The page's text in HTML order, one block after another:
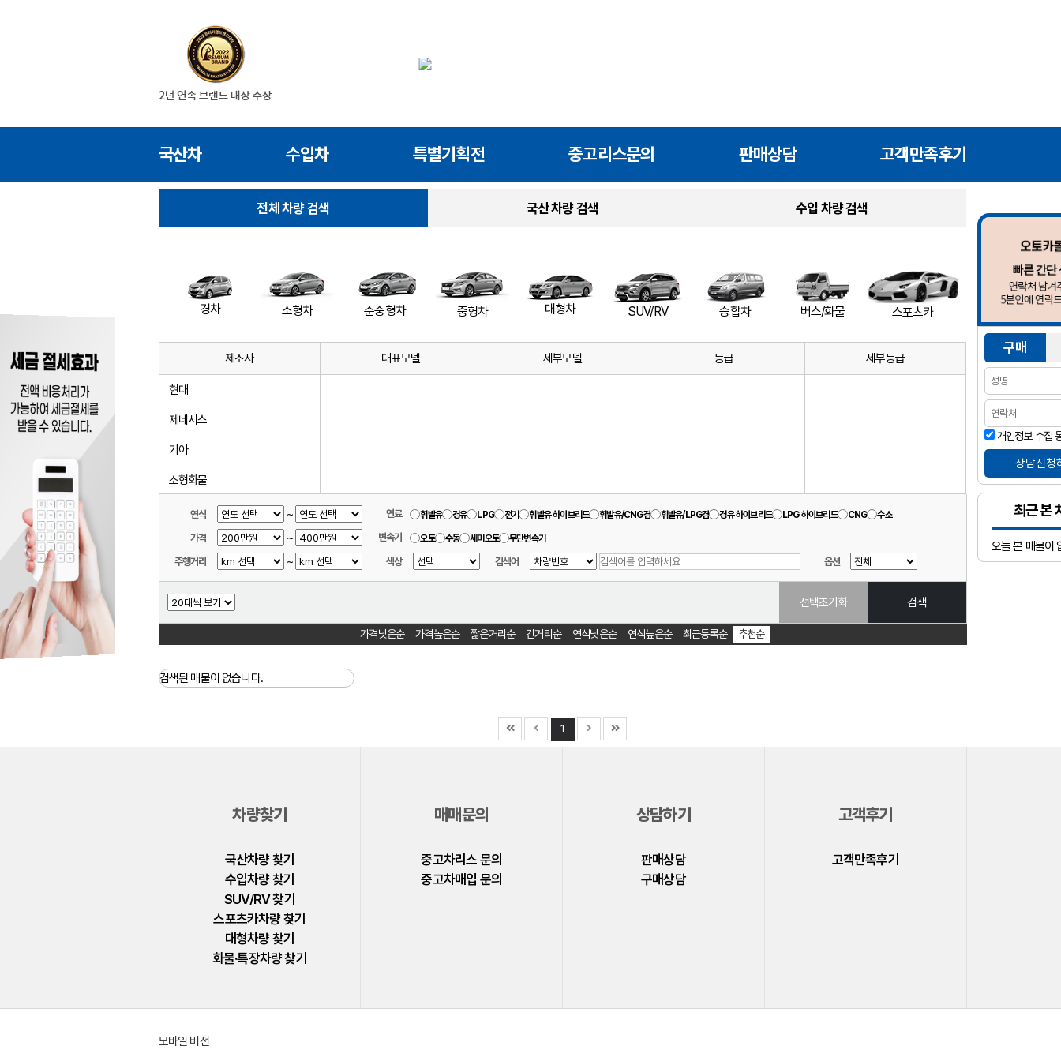
국산차 수입차 특별기획전 중고리스문의 판매상담 고객만족후기
구매
개인정보 수집
최근 본
오늘 본 매물이
전체 차량 검색 국산 차량 검색 수입 차량 검색
경차 소형차 준중형차 중형차 대형차 SUV/RV 승합차 버스/화물 스포츠카
제조사
현대
제네시스
기아
소형화물
르노코리아(삼성)
KG모빌리티(쌍용)
쉐보레
대우
기타제조사
람보르기니
대표모델 세부모델 등급 세부등급
연식 ~ 연료 휘발유 경유 LPG 전기 휘발유 하이브리드 휘발유/CNG겸 휘발유/LPG겸 경유 하이브리드 LPG 하이브리드 CNG 수소
가격 ~ 변속기 오토 수동 세미오토 무단변속기
주행거리 ~ 색상 검색어 옵션
선택초기화 검색
가격낮은순 가격높은순 짧은거리순 긴거리순 연식낮은순 연식높은순 최근등록순 추천순
검색된 매물이 없습니다.
1
차량찾기
국산차량 찾기
수입차량 찾기
SUV/RV 찾기
스포츠카차량 찾기
대형차량 찾기
화물·특장차량 찾기
매매문의
중고차리스 문의
중고차매입 문의
상담하기
판매상담
구매상담
고객후기
고객만족후기
모바일 버전